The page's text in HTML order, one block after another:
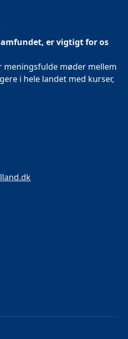
er vigtigt for os
meningsfulde møder mellem
i hele landet med kurser,